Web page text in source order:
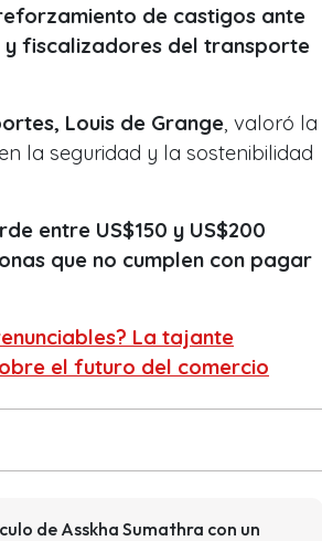
de castigos ante
y fiscalizadores del transporte
Louis de Grange, valoró la
la seguridad y la sostenibilidad
entre US$150 y US$200
que no cumplen con pagar
La tajante
el futuro del comercio
de Asskha Sumathra con un